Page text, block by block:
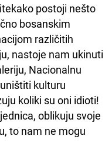
postoji nešto
bosanskim
različitih
nastoje nam ukinuti
Nacionalnu
kulturu
koliki su oni idioti!
oblikuju svoje
to nam ne mogu